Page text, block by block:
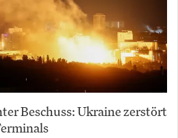
Beschuss: Ukraine zerstört